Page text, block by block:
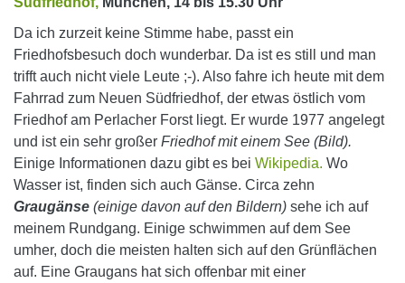
Da ich zurzeit keine Stimme habe, passt ein
Friedhofsbesuch doch wunderbar. Da ist es still und man
trifft auch nicht viele Leute ;-). Also fahre ich heute mit dem
Fahrrad zum Neuen Südfriedhof, der etwas östlich vom
Friedhof am Perlacher Forst liegt. Er wurde 1977 angelegt
und ist ein sehr großer Friedhof mit einem See (Bild).
Einige Informationen dazu gibt es bei Wikipedia. Wo
Wasser ist, finden sich auch Gänse. Circa zehn
Graugänse (einige davon auf den Bildern) sehe ich auf
meinem Rundgang. Einige schwimmen auf dem See
umher, doch die meisten halten sich auf den Grünflächen
auf. Eine Graugans hat sich offenbar mit einer